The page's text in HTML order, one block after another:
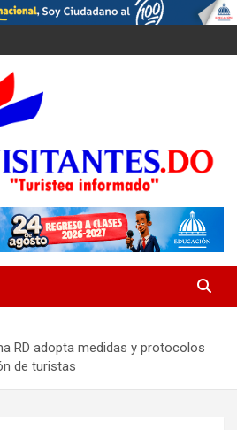
RD adopta medidas y protocolos
de turistas